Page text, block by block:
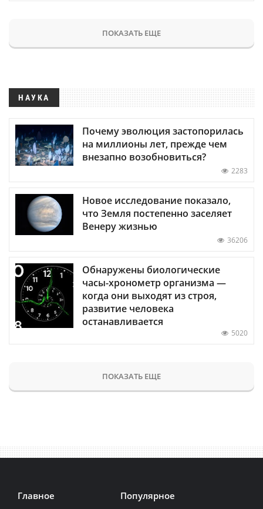
ПОКАЗАТЬ ЕЩЕ
НАУКА
Почему эволюция застопорилась
на миллионы лет, прежде чем
внезапно возобновиться?
2283
Новое исследование показало,
что Земля постепенно заселяет
Венеру жизнью
36206
Обнаружены биологические
часы-хронометр организма —
когда они выходят из строя,
развитие человека
останавливается
5020
ПОКАЗАТЬ ЕЩЕ
Главное Популярное